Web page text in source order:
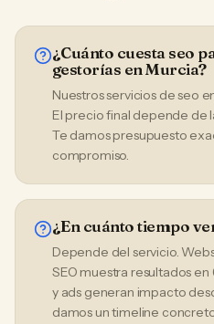
¿Cuánto cuesta seo
gestorías en Murcia?
Nuestros servicios de seo
El precio final depende de
Te damos presupuesto
compromiso.
¿En cuánto tiempo
Depende del servicio.
SEO muestra resultados
y ads generan impacto
damos un timeline